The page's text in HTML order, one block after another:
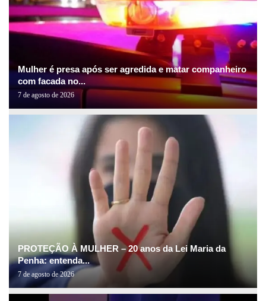
Mulher é presa após ser agredida e matar companheiro
com facada no...
7 de agosto de 2026
PROTEÇÃO À MULHER – 20 anos da Lei Maria da
Penha: entenda...
7 de agosto de 2026